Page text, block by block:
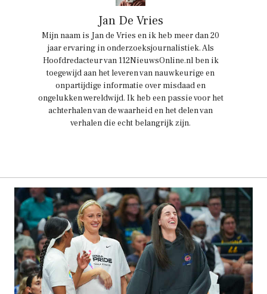
Jan De Vries
Mijn naam is Jan de Vries en ik heb meer dan 20
jaar ervaring in onderzoeksjournalistiek. Als
Hoofdredacteur van 112NieuwsOnline.nl ben ik
toegewijd aan het leveren van nauwkeurige en
onpartijdige informatie over misdaad en
ongelukken wereldwijd. Ik heb een passie voor het
achterhalen van de waarheid en het delen van
verhalen die echt belangrijk zijn.